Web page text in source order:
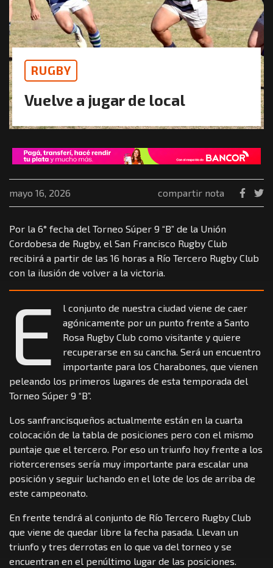
RUGBY
Vuelve a jugar de local
mayo 16, 2026 compartir nota
Por la 6° fecha del Torneo Súper 9 “B” de la Unión
Cordobesa de Rugby, el San Francisco Rugby Club
recibirá a partir de las 16 horas a Río Tercero Rugby Club
con la ilusión de volver a la victoria.
E
l conjunto de nuestra ciudad viene de caer
agónicamente por un punto frente a Santo
Rosa Rugby Club como visitante y quiere
recuperarse en su cancha. Será un encuentro
importante para los Charabones, que vienen
peleando los primeros lugares de esta temporada del
Torneo Súper 9 “B”.
Los sanfrancisqueños actualmente están en la cuarta
colocación de la tabla de posiciones pero con el mismo
puntaje que el tercero. Por eso un triunfo hoy frente a los
riotercerenses sería muy importante para escalar una
posición y seguir luchando en el lote de los de arriba de
este campeonato.
En frente tendrá al conjunto de Río Tercero Rugby Club
que viene de quedar libre la fecha pasada. Llevan un
triunfo y tres derrotas en lo que va del torneo y se
encuentran en el penúltimo lugar de las posiciones.